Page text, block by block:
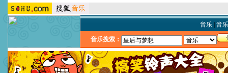
音乐| 音
音乐搜索：